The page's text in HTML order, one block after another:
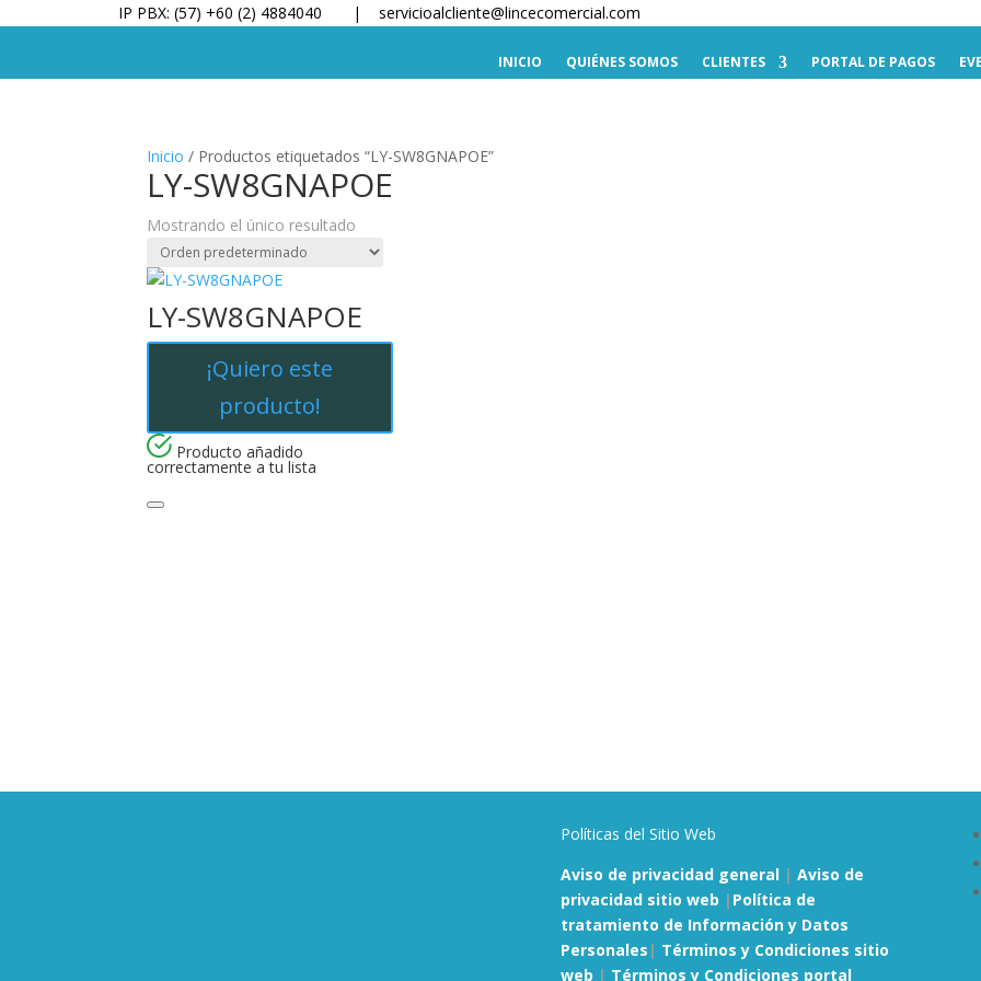
IP PBX: (57) +60 (2) 4884040 | servicioalcliente@lincecomercial.com
INICIO QUIÉNES SOMOS CLIENTES PORTAL DE PAGOS
Inicio / Productos etiquetados “LY-SW8GNAPOE”
LY-SW8GNAPOE
Mostrando el único resultado
LY-SW8GNAPOE
¡Quiero este
producto!
Producto añadido
correctamente a tu lista
Políticas del Sitio Web
Aviso de privacidad general| Aviso de
privacidad sitio web | Política de
tratamiento de Información y Datos
Personales | Términos y Condiciones sitio
web | Términos y Condiciones portal